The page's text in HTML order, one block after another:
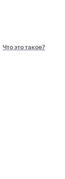
Что это такое?